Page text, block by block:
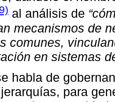
al análisis de
mecanismos de
comunes,
en sistemas
habla de
para